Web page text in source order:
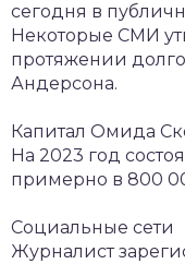
сегодня в
Некоторые СМИ
протяжении
Андерсона.
Капитал Омида
На 2023 год
примерно в 800
Социальные сети
Журналист